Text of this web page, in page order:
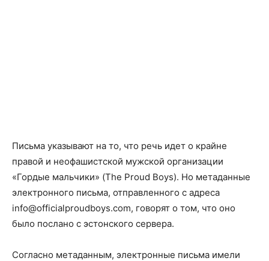
Письма указывают на то, что речь идет о крайне
правой и неофашистской мужской организации
«Гордые мальчики» (The Proud Boys). Но метаданные
электронного письма, отправленного с адреса
info@officialproudboys.com, говорят о том, что оно
было послано с эстонского сервера.
Согласно метаданным, электронные письма имели